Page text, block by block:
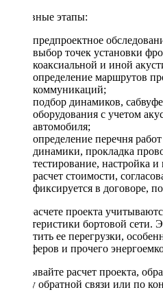
Основные этапы:
предпроектное
выбор точек установки
коаксиальной и иной
определение маршрутов
коммуникаций;
подбор динамиков,
оборудования с учетом
автомобиля;
определение перечня
динамики, прокладка
тестирование, настройка и
расчет стоимости,
фиксируется в договоре,
При расчете проекта
характеристики бортовой
допустить ее перегрузки,
сабвуферов и прочего
Заказывайте расчет проекта,
форму обратной связи или по